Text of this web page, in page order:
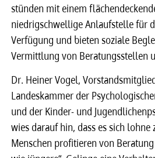
stünden mit einem
niedrigschwellige Anlaufstelle für
Verfügung und bieten soziale
Vermittlung von Beratungsstellen
Dr. Heiner Vogel,
Landeskammer der
und der Kinder- und
wies darauf hin, dass es sich lohne
Menschen profitieren von